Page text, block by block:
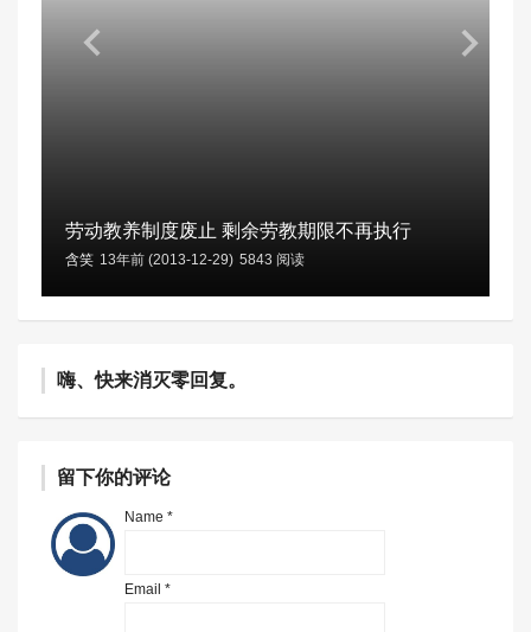
劳动教养制度废止 剩余劳教期限不再执行
含笑 13年前 (2013-12-29) 5843 阅读
嗨、快来消灭零回复。
留下你的评论
Name *
Email *